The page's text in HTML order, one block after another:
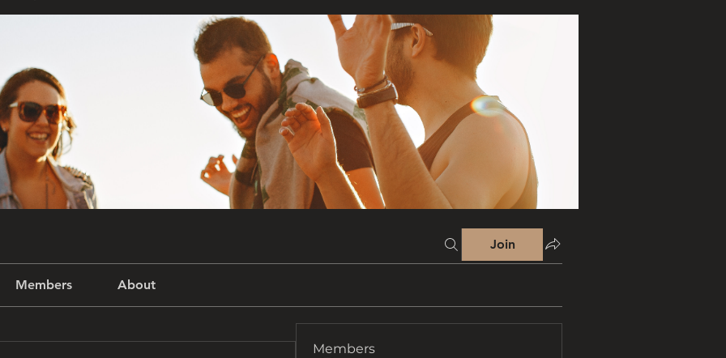
Join
Members About
Members